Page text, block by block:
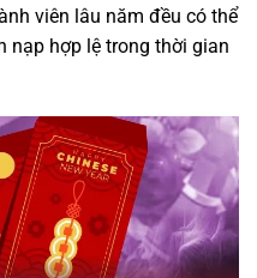
viên lâu năm đều có thể
nạp hợp lệ trong thời gian